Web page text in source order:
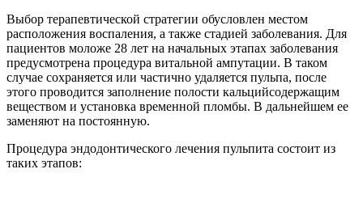
Выбор терапевтической стратегии обусловлен местом
расположения воспаления, а также стадией заболевания. Для
пациентов моложе 28 лет на начальных этапах заболевания
предусмотрена процедура витальной ампутации. В таком
случае сохраняется или частично удаляется пульпа, после
этого проводится заполнение полости кальцийсодержащим
веществом и установка временной пломбы. В дальнейшем ее
заменяют на постоянную.
Процедура эндодонтического лечения пульпита состоит из
таких этапов: